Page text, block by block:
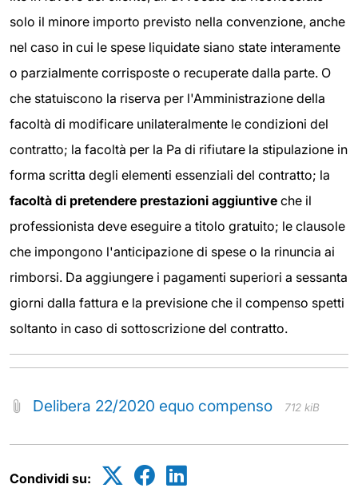
solo il minore importo previsto nella convenzione, anche
nel caso in cui le spese liquidate siano state interamente
o parzialmente corrisposte o recuperate dalla parte. O
che statuiscono la riserva per l'Amministrazione della
facoltà di modificare unilateralmente le condizioni del
contratto; la facoltà per la Pa di rifiutare la stipulazione in
forma scritta degli elementi essenziali del contratto; la
facoltà di pretendere prestazioni aggiuntive che il
professionista deve eseguire a titolo gratuito; le clausole
che impongono l'anticipazione di spese o la rinuncia ai
rimborsi. Da aggiungere i pagamenti superiori a sessanta
giorni dalla fattura e la previsione che il compenso spetti
soltanto in caso di sottoscrizione del contratto.
Delibera 22/2020 equo compenso 712 kiB
Condividi su: